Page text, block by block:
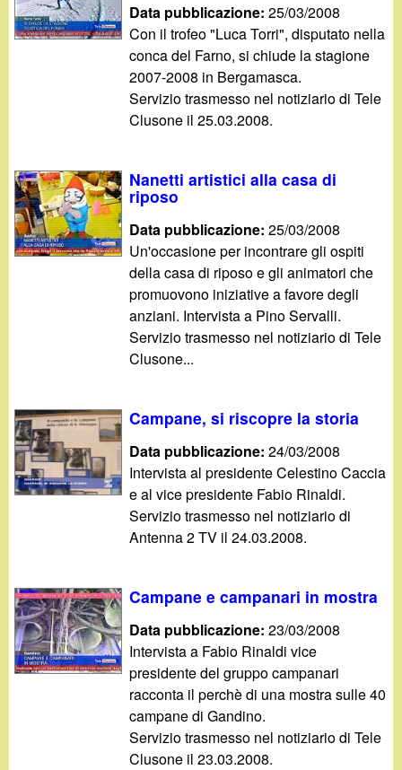
Data pubblicazione:25/03/2008
Con il trofeo "Luca Torri", disputato nella
conca del Farno, si chiude la stagione
2007-2008 in Bergamasca.
Servizio trasmesso nel notiziario di Tele
Clusone il 25.03.2008.
Nanetti artistici alla casa di
riposo
Data pubblicazione:25/03/2008
Un'occasione per incontrare gli ospiti
della casa di riposo e gli animatori che
promuovono iniziative a favore degli
anziani. Intervista a Pino Servalli.
Servizio trasmesso nel notiziario di Tele
Clusone...
Campane, si riscopre la storia
Data pubblicazione:24/03/2008
Intervista al presidente Celestino Caccia
e al vice presidente Fabio Rinaldi.
Servizio trasmesso nel notiziario di
Antenna 2 TV il 24.03.2008.
Campane e campanari in mostra
Data pubblicazione:23/03/2008
Intervista a Fabio Rinaldi vice
presidente del gruppo campanari
racconta il perchè di una mostra sulle 40
campane di Gandino.
Servizio trasmesso nel notiziario di Tele
Clusone il 23.03.2008.